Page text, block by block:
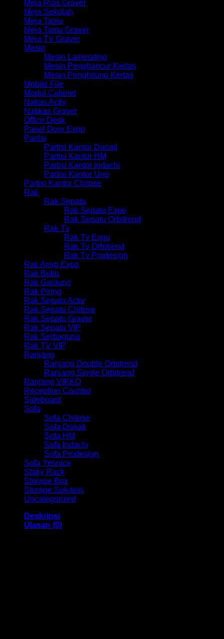
Meja Rias Graver
Meja Sekolah
Meja Tamu
Meja Tamu Graver
Meja TV Graver
Mesin
Mesin Laminating
Mesin Penghancur Kertas
Mesin Penghitung Kertas
Mobile File
Modul Cabinet
Nakas Activ
Nakkas Graver
Office Desk
Panel Door Expo
Partisi
Partisi Kantor Donati
Partisi Kantor HM
Partisi Kantor Indachi
Partisi Kantor Uno
Partisi Kantor Chitose
Rak
Rak Sepatu
Rak Sepatu Expo
Rak Sepatu Orbitrend
Rak Tv
Rak Tv Expo
Rak Tv Orbitrend
Rak Tv Prodesign
Rak Arsip Expo
Rak Buku
Rak Gantung
Rak Piring
Rak Sepatu Activ
Rak Sepatu Chitose
Rak Sepatu Graver
Rak Sepatu VIP
Rak Serbaguna
Rak TV VIP
Ranjang
Ranjang Double Orbitrend
Ranjang Single Orbitrend
Ranjang VIKKO
Reception Counter
Sideboard
Sofa
Sofa Chitose
Sofa Donati
Sofa HM
Sofa Indachi
Sofa Prodesign
Sofa Yesnice
Staky Rack
Storage Box
Storage Solution
Uncategorized
Deskripsi
Ulasan (0)